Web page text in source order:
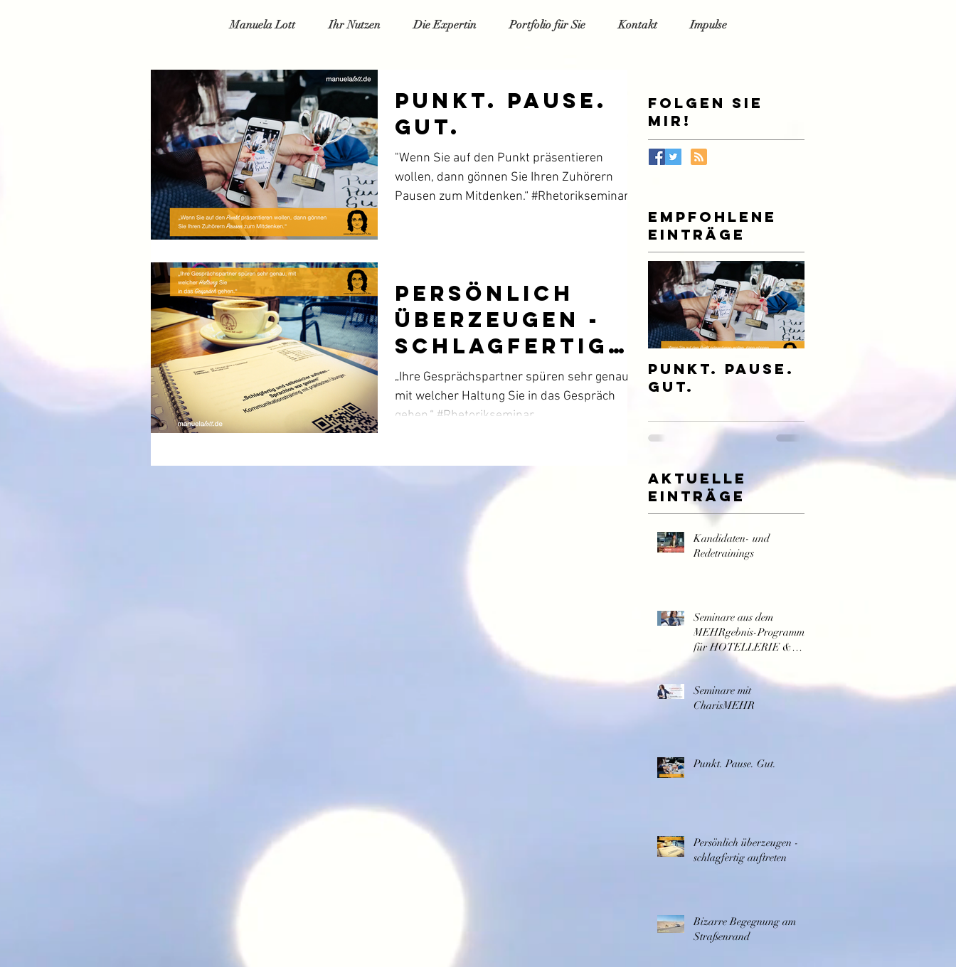
Manuela Lott Ihr Nutzen Die Expertin Portfolio für Sie Kontakt Impulse
Punkt. Pause.
Gut.
"Wenn Sie auf den Punkt präsentieren
wollen, dann gönnen Sie Ihren Zuhörern
Pausen zum Mitdenken.“ #Rhetorikseminar...
Persönlich
überzeugen -
schlagfertig
auftreten
„Ihre Gesprächspartner spüren sehr genau,
mit welcher Haltung Sie in das Gespräch
gehen.“ #Rhetorikseminar
Folgen Sie
mir!
Empfohlene
Einträge
Punkt. Pause.
Gut.
sein
Aktuelle
Einträge
Kandidaten- und
Redetrainings
Seminare aus dem
MEHRgebnis-Programm
für HOTELLERIE &
GASTRONOMIE
Seminare mit
CharisMEHR
Punkt. Pause. Gut.
Persönlich überzeugen -
schlagfertig auftreten
Bizarre Begegnung am
Straßenrand